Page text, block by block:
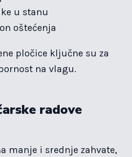
u stanu
oštećenja
pločice ključne su za
na vlagu.
radove
manje i srednje zahvate,